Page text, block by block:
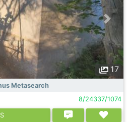
17
Metasearch
8/24337/1074